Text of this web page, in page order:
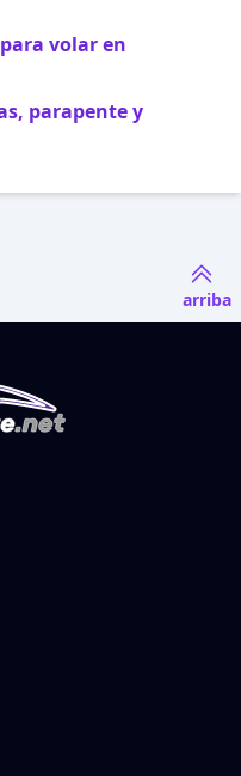
volar en
parapente y
arriba